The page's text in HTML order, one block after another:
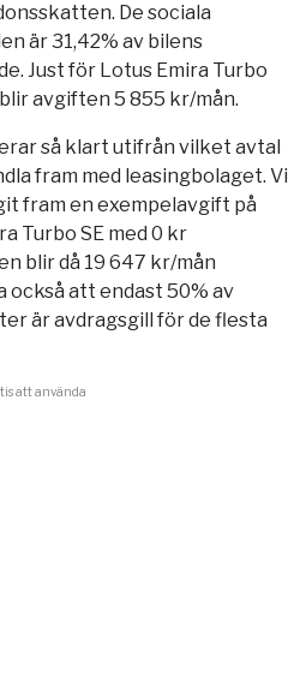
De sociala
är 31,42% av bilens
Just för Lotus Emira Turbo
avgiften 5 855 kr/mån.
så klart utifrån vilket avtal
fram med leasingbolaget. Vi
fram en exempelavgift på
Turbo SE med 0 kr
blir då 19 647 kr/mån
också att endast 50% av
är avdragsgill för de flesta
att använda